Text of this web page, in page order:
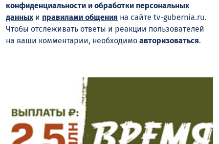
конфиденциальности и обработки персональных
данныхи правилами общения на сайте tv-gubernia.ru.
Чтобы отслеживать ответы и реакции пользователей
на ваши комментарии, необходимо авторизоваться.